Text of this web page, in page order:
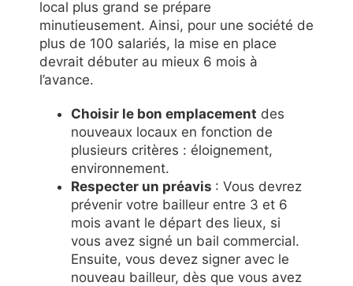
local plus grand se prépare
minutieusement. Ainsi, pour une société de
plus de 100 salariés, la mise en place
devrait débuter au mieux 6 mois à
l’avance.
Choisir le bon emplacement des
nouveaux locaux en fonction de
plusieurs critères : éloignement,
environnement.
Respecter un préavis : Vous devrez
prévenir votre bailleur entre 3 et 6
mois avant le départ des lieux, si
vous avez signé un bail commercial.
Ensuite, vous devez signer avec le
nouveau bailleur, dès que vous avez